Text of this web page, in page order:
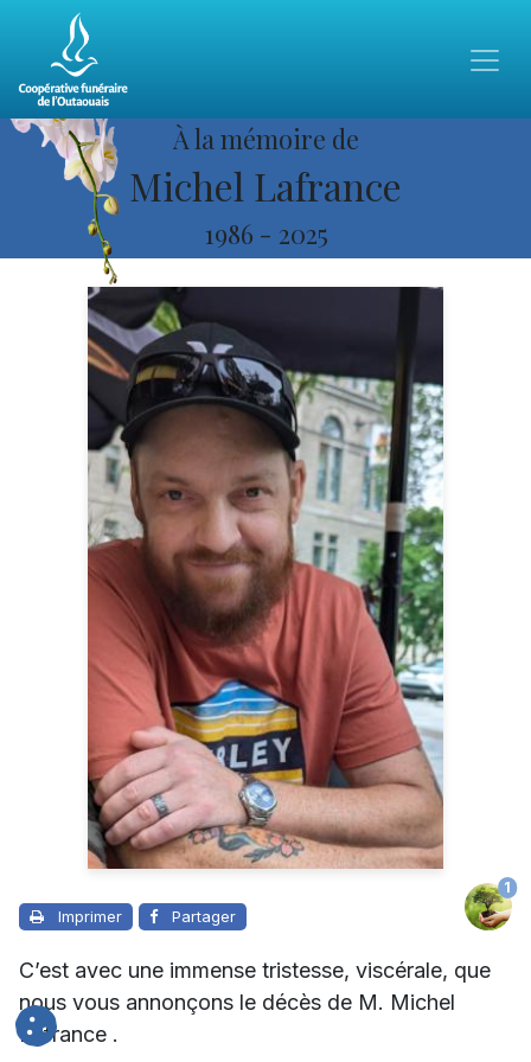
À la mémoire de
Michel Lafrance
1986 - 2025
Imprimer Partager
1
C’est avec une immense tristesse, viscérale, que
nous vous annonçons le décès de M. Michel
Lafrance .